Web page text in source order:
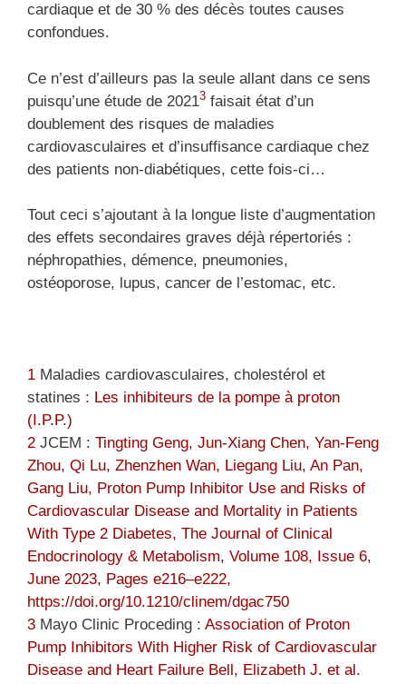
cardiaque et de 30 % des décès toutes causes
confondues.
Ce n’est d’ailleurs pas la seule allant dans ce sens
puisqu’une étude de 20213 faisait état d’un
doublement des risques de maladies
cardiovasculaires et d’insuffisance cardiaque chez
des patients non-diabétiques, cette fois-ci…
Tout ceci s’ajoutant à la longue liste d’augmentation
des effets secondaires graves déjà répertoriés :
néphropathies, démence, pneumonies,
ostéoporose, lupus, cancer de l’estomac, etc.
1 Maladies cardiovasculaires, cholestérol et
statines : Les inhibiteurs de la pompe à proton
(I.P.P.)
2 JCEM : Tingting Geng, Jun-Xiang Chen, Yan-Feng
Zhou, Qi Lu, Zhenzhen Wan, Liegang Liu, An Pan,
Gang Liu, Proton Pump Inhibitor Use and Risks of
Cardiovascular Disease and Mortality in Patients
With Type 2 Diabetes, The Journal of Clinical
Endocrinology & Metabolism, Volume 108, Issue 6,
June 2023, Pages e216–e222,
https://doi.org/10.1210/clinem/dgac750
3 Mayo Clinic Proceding : Association of Proton
Pump Inhibitors With Higher Risk of Cardiovascular
Disease and Heart Failure Bell, Elizabeth J. et al.